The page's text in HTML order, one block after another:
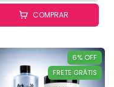
COMPRAR
6% OFF
FRETE GRÁTIS